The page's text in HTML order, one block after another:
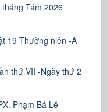
Tám 2026
19 Thường niên -A
thứ VII -Ngày thứ 2
Phạm Bá Lễ